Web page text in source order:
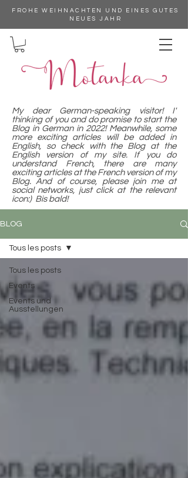
FROHE WEIHNACHTEN UND EINES GUTES
NEUES JAHR
My dear German-speaking visitor! I'
thinking of you and do promise to start the
Blog in German in 2022! Meanwhile, some
more exciting articles will be added in
English, so check with the Blog at the
English version of my site. If you do
understand French, there are many
exciting articles at the French version of my
Blog. And of course, please join me at
social networks, just click at the relevant
icon:) Bis bald!
BLOG
Tous les posts
Events
Events und
Ausstellungen
Tous les posts